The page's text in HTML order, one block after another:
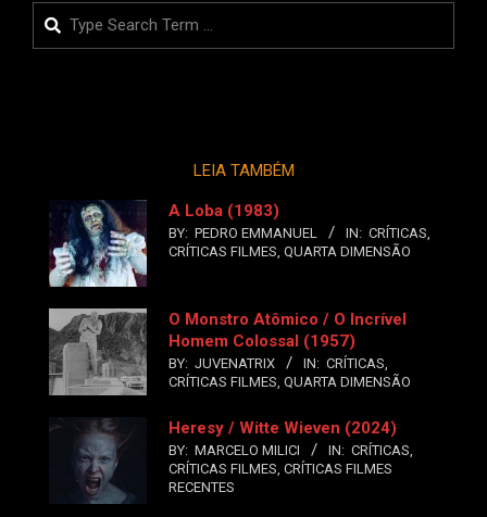
Search
LEIA TAMBÉM
A Loba (1983)
BY: PEDRO EMMANUEL IN: CRÍTICAS,
CRÍTICAS FILMES, QUARTA DIMENSÃO
O Monstro Atômico / O Incrível
Homem Colossal (1957)
BY: JUVENATRIX IN: CRÍTICAS,
CRÍTICAS FILMES, QUARTA DIMENSÃO
Heresy / Witte Wieven (2024)
BY: MARCELO MILICI IN: CRÍTICAS,
CRÍTICAS FILMES, CRÍTICAS FILMES
RECENTES